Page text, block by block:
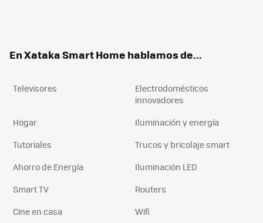
En Xataka Smart Home hablamos de...
Televisores
Electrodomésticos
innovadores
Hogar
Iluminación y energía
Tutoriales
Trucos y bricolaje smart
Ahorro de Energía
Iluminación LED
Smart TV
Routers
Cine en casa
Wifi